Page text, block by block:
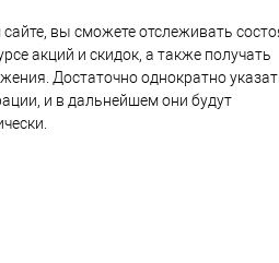
вы сможете отслеживать
акций и скидок, а также получать
Достаточно однократно
и в дальнейшем они будут